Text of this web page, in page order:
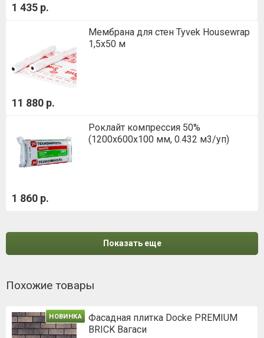
1 435 р.
Мембрана для стен Tyvek Housewrap
1,5х50 м
11 880 р.
Роклайт компрессия 50%
(1200х600х100 мм, 0.432 м3/уп)
1 860 р.
Показать еще
Похожие товары
НОВИНКА
Фасадная плитка Docke PREMIUM
BRICK Вагаси